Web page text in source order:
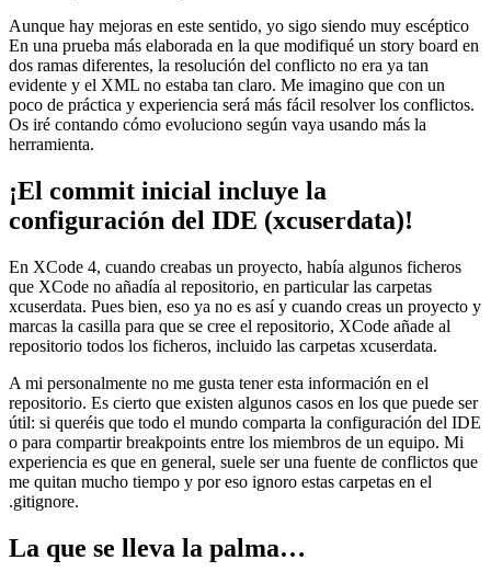
Aunque hay mejoras en este sentido, yo sigo siendo muy escéptico
En una prueba más elaborada en la que modifiqué un story board en
dos ramas diferentes, la resolución del conflicto no era ya tan
evidente y el XML no estaba tan claro. Me imagino que con un
poco de práctica y experiencia será más fácil resolver los conflictos.
Os iré contando cómo evoluciono según vaya usando más la
herramienta.
¡El commit inicial incluye la
configuración del IDE (xcuserdata)!
En XCode 4, cuando creabas un proyecto, había algunos ficheros
que XCode no añadía al repositorio, en particular las carpetas
xcuserdata. Pues bien, eso ya no es así y cuando creas un proyecto y
marcas la casilla para que se cree el repositorio, XCode añade al
repositorio todos los ficheros, incluido las carpetas xcuserdata.
A mi personalmente no me gusta tener esta información en el
repositorio. Es cierto que existen algunos casos en los que puede ser
útil: si queréis que todo el mundo comparta la configuración del IDE
o para compartir breakpoints entre los miembros de un equipo. Mi
experiencia es que en general, suele ser una fuente de conflictos que
me quitan mucho tiempo y por eso ignoro estas carpetas en el
.gitignore.
La que se lleva la palma…